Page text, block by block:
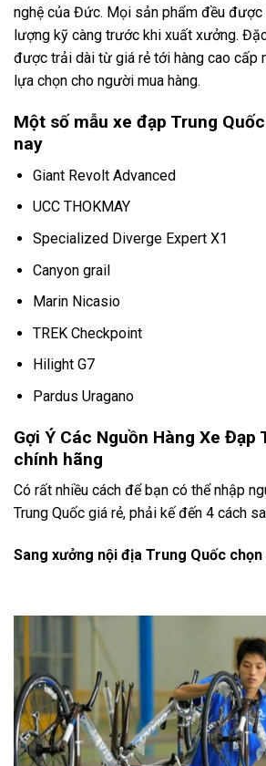
nghệ của Đức. Mọi sản phẩm đều
lượng kỹ càng trước khi xuất xưởng.
được trải dài từ giá rẻ tới hàng cao cấp
lựa chọn cho người mua hàng.
Một số mẫu xe đạp Trung
nay
Giant Revolt Advanced
UCC THOKMAY
Specialized Diverge Expert X1
Canyon grail
Marin Nicasio
TREK Checkpoint
Hilight G7
Pardus Uragano
Gợi Ý Các Nguồn Hàng Xe Đạp
chính hãng
Có rất nhiều cách để bạn có thể nhập
Trung Quốc giá rẻ, phải kế đến 4 cách
Sang xưởng nội địa Trung Quốc chọn